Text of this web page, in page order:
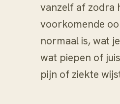
vanzelf af zodra
voorkomende
normaal is, wat
wat piepen of
pijn of ziekte